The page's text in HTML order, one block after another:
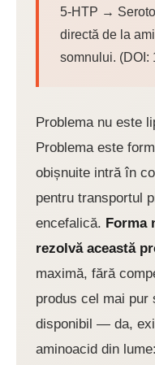
5-HTP →
directă de la
somnului. (DOI:
Problema nu este
Problema este
obișnuite intră în
pentru transportul
encefalică. Forma
rezolvă această
maximă, fără
produs cel mai pur
disponibil — da,
aminoacid din lume: